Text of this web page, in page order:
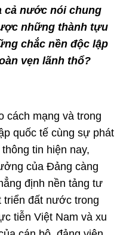
cả nước nói chung
những thành tựu
chắc nền độc lập
vẹn lãnh thổ?
cách mạng và trong
quốc tế cùng sự phát
tin hiện nay,
của Đảng càng
định nền tảng tư
đất nước trong
tiễn Việt Nam và xu